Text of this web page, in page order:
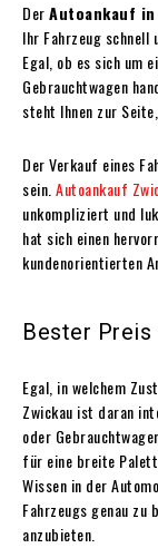
DerAutoankauf in
Ihr Fahrzeug schnell
Egal, ob es sich um
Gebrauchtwagen
steht Ihnen zur
Der Verkauf eines
sein.Autoankauf
unkompliziert und
hat sich einen
kundenorientierten
Bester
Egal, in welchem
Zwickau ist daran
oder
für eine breite
Wissen in der
Fahrzeugs genau zu
anzubieten.